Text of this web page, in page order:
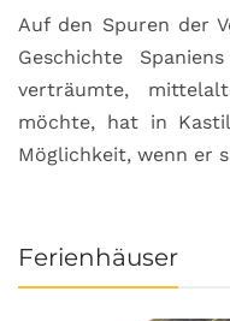
Auf den Spuren der
Geschichte
verträumte,
möchte, hat in
Möglichkeit, wenn er
Ferienhäuser